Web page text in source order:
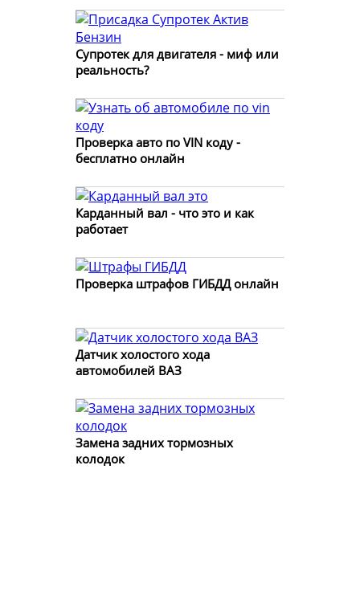
Супротек для двигателя - миф или
реальность?
Проверка авто по VIN коду -
бесплатно онлайн
Карданный вал - что это и как
работает
Проверка штрафов ГИБДД онлайн
Датчик холостого хода
автомобилей ВАЗ
Замена задних тормозных
колодок